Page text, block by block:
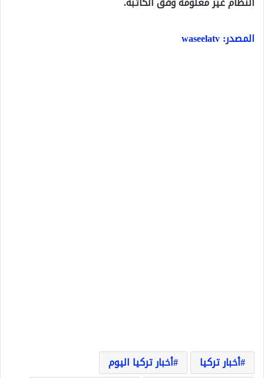
المصدر: waseelatv
أخبار تركيا
أخبار تركيا اليوم